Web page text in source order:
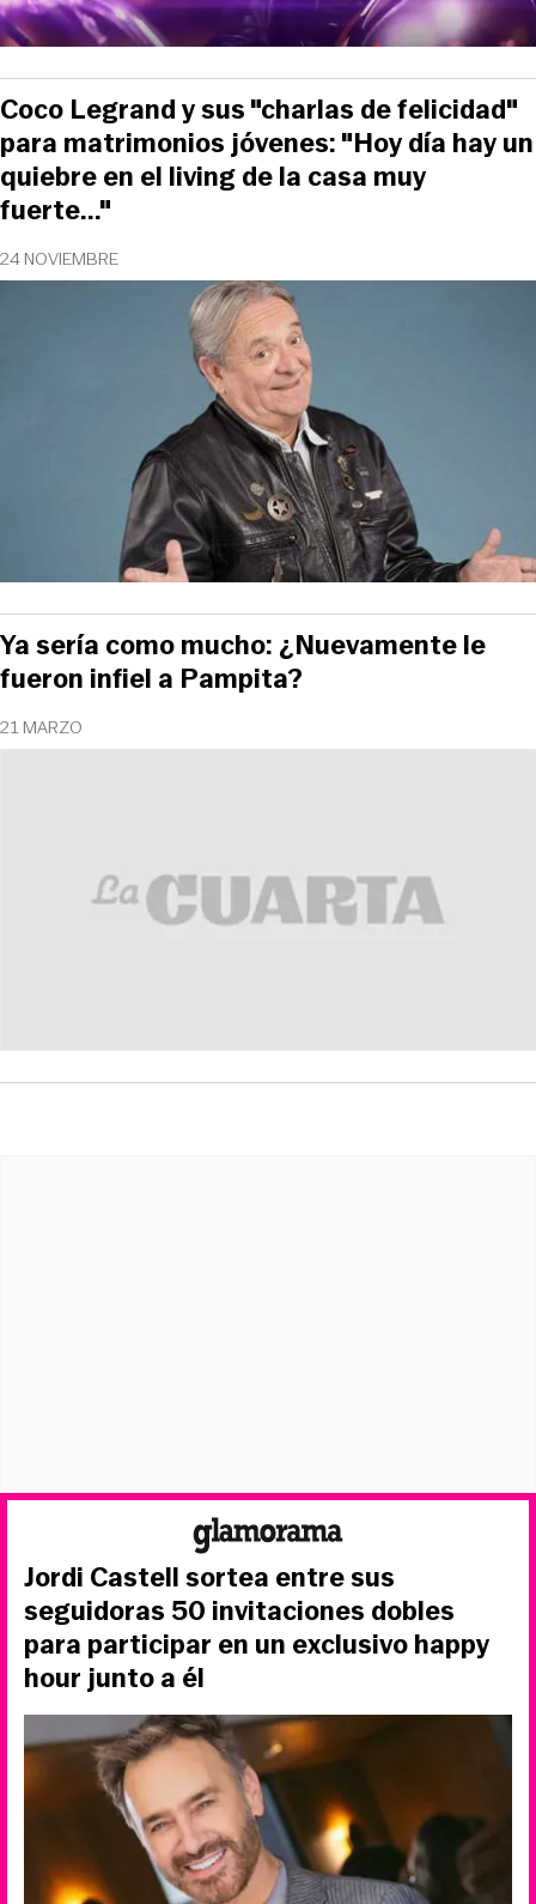
24 NOVIEMBRE
Coco Legrand y sus "charlas de felicidad"
para matrimonios jóvenes: "Hoy día hay un
quiebre en el living de la casa muy
fuerte..."
21 MARZO
Ya sería como mucho: ¿Nuevamente le
fueron infiel a Pampita?
Jordi Castell sortea entre sus
seguidoras 50 invitaciones dobles
para participar en un exclusivo happy
hour junto a él